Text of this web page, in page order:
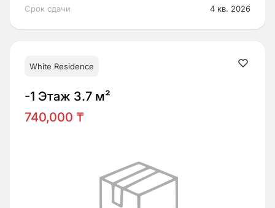
Срок сдачи 4 кв. 2026
White Residence
-1 Этаж 3.7 м²
740,000 ₸